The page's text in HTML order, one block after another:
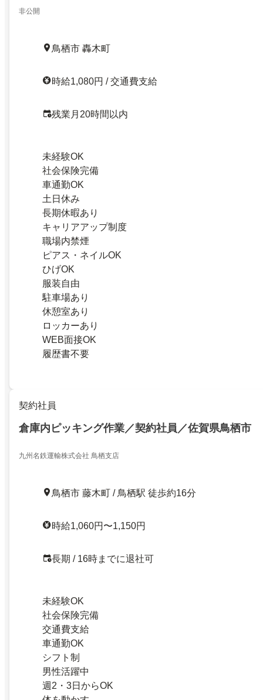
非公開
鳥栖市 轟木町
時給1,080円 / 交通費支給
残業月20時間以内
未経験OK
社会保険完備
車通勤OK
土日休み
長期休暇あり
キャリアアップ制度
職場内禁煙
ピアス・ネイルOK
ひげOK
服装自由
駐車場あり
休憩室あり
ロッカーあり
WEB面接OK
履歴書不要
契約社員
倉庫内ピッキング作業／契約社員／佐賀県鳥栖市
九州名鉄運輸株式会社 鳥栖支店
鳥栖市 藤木町 / 鳥栖駅 徒歩約16分
時給1,060円〜1,150円
長期 / 16時までに退社可
未経験OK
社会保険完備
交通費支給
車通勤OK
シフト制
男性活躍中
週2・3日からOK